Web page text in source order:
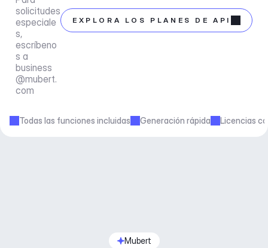
solicitudes
especiale
s,
escríbeno
business
@mubert.
com
EXPLORA LOS PLANES DE API
Todas las funciones incluidas Generación rápida Licencias
Mubert